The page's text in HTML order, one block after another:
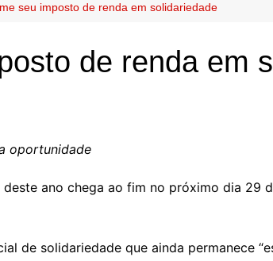
seu imposto de renda em solidariedade
de renda em
oportunidade
ano chega ao fim no próximo dia 29
de solidariedade que ainda permanece